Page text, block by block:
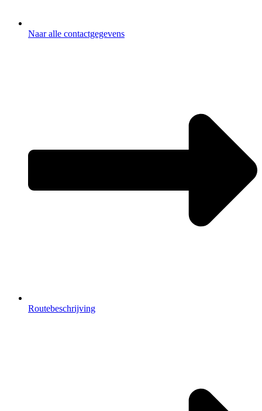
Naar alle contactgegevens
Routebeschrijving